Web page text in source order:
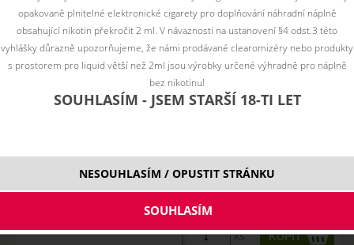
Imperia Nico Base Fifty (50PG/50VG) 5x10ml 3mg
ks
opakovaně plnitelné elektronické cigarety pro doplňování náhradní náplně
obsahující nikotin překročit 2 ml. V návaznosti na ustanovení §4 odst.3 této
vyhlášky důrazně upozorňujeme, že námi prodávané clearomizéry nebo produkty
s prostorem pro liquid větší než 2ml jsou výrobky určené výhradně pro náplně
bez nikotinu!
SOUHLASÍM - JSEM STARŠÍ 18-TI LET
NESOUHLASÍM / OPUSTIT STRÁNKU